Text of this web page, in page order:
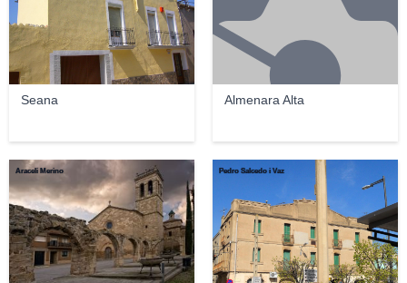
Seana Almenara Alta
Araceli Merino Pedro Salcedo i Vaz